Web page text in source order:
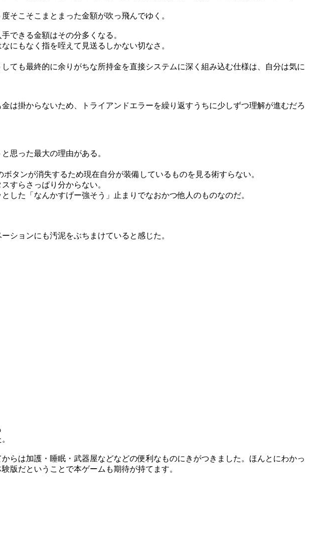
そこそこまとまった金額が吹っ飛んでゆく。
できる金額はその分多くなる。
にもなく指を咥えて見送るしかない切なさ。
ても最終的に余りがちな所持金を直接システムに深く組み込む仕様は、自分は気に
は掛からないため、トライアンドエラーを繰り返すうちに少しずつ理解が進むだろ
思った最大の理由がある。
タンが消失するため現在自分が装備しているものを見る術すらない。
すらさっぱり分からない。
した「なんかすげー強そう」止まりでなおかつ他人のものなのだ。
ションにも汚泥をぶちまけていると感じた。
らは加護・睡眠・武器屋などなどの便利なものにきがつきました。ほんとにわかっ
版だということで本ゲームも期待が持てます。